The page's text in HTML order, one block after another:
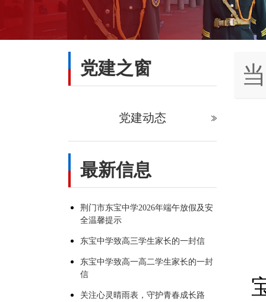
党建之窗
党建动态
最新信息
荆门市东宝中学2026年端午放假及安
全温馨提示
东宝中学致高三学生家长的一封信
东宝中学致高一高二学生家长的一封
信
关注心灵晴雨表，守护青春成长路